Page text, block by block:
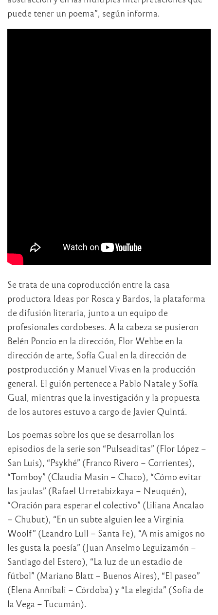
puede tener un poema”, según informa.
Se trata de una coproducción entre la casa
productora Ideas por Rosca y Bardos, la plataforma
de difusión literaria, junto a un equipo de
profesionales cordobeses. A la cabeza se pusieron
Belén Poncio en la dirección, Flor Wehbe en la
dirección de arte, Sofía Gual en la dirección de
postproducción y Manuel Vivas en la producción
general. El guión pertenece a Pablo Natale y Sofía
Gual, mientras que la investigación y la propuesta
de los autores estuvo a cargo de Javier Quintá.
Los poemas sobre los que se desarrollan los
episodios de la serie son “Pulseaditas” (Flor López –
San Luis), “Psykhé” (Franco Rivero – Corrientes),
“Tomboy” (Claudia Masin – Chaco), “Cómo evitar
las jaulas” (Rafael Urretabizkaya – Neuquén),
“Oración para esperar el colectivo” (Liliana Ancalao
– Chubut), “En un subte alguien lee a Virginia
Woolf” (Leandro Lull – Santa Fe), “A mis amigos no
les gusta la poesía” (Juan Anselmo Leguizamón –
Santiago del Estero), “La luz de un estadio de
fútbol” (Mariano Blatt – Buenos Aires), “El paseo”
(Elena Anníbali – Córdoba) y “La elegida” (Sofía de
la Vega – Tucumán).